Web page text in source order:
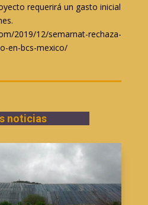
requerirá un gasto inicial
2019/12/semarnat-rechaza-
en-bcs-mexico/
noticias